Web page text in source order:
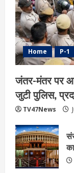
Home P-1
जंतर-मंतर पर
जुटी पुलिस,
TV47News